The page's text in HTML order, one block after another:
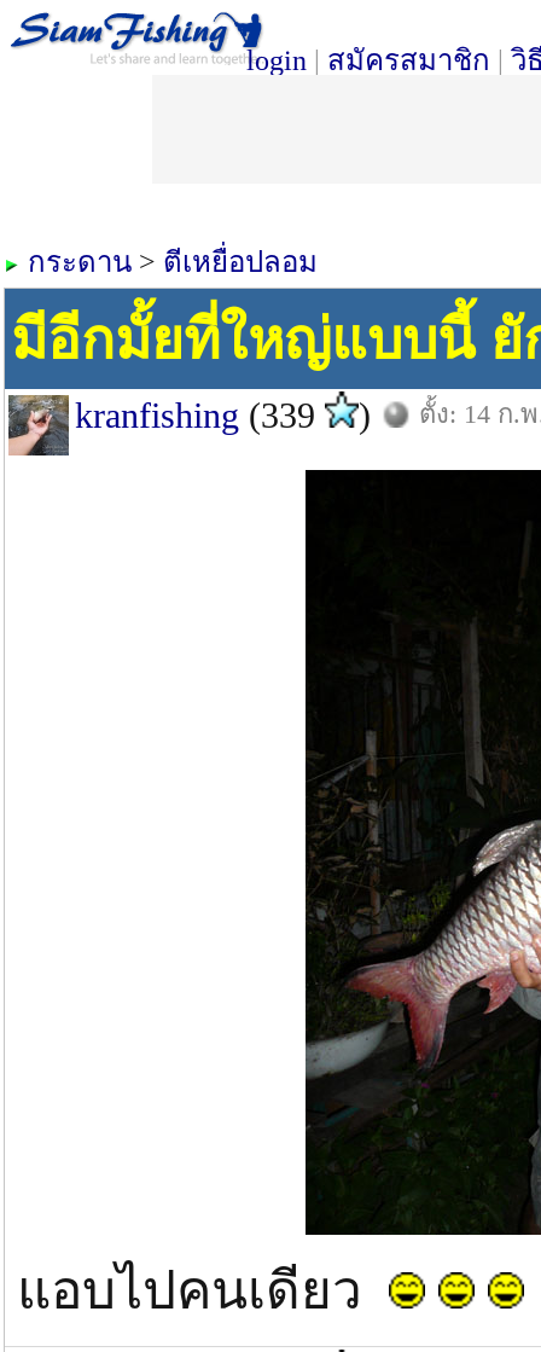
login | สมัครสมาชิก | วิ
กระดาน > ตีเหยื่อปลอม
มีอีกมั้ยที่ใหญ่แบบนี้ ยั
kranfishing (339 ) ตั้ง: 14 ก.
แอบไปคนเดียว